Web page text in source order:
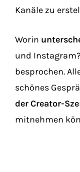
Kanäle zu
Worin
und
besprochen.
schönes
der Creator-
mitnehmen